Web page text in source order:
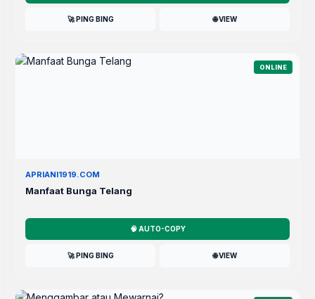
🚀 PING BING 🌐 VIEW
ONLINE
APRIANI1919.COM
Manfaat Bunga Telang
🧠 AUTO-COPY
🚀 PING BING 🌐 VIEW